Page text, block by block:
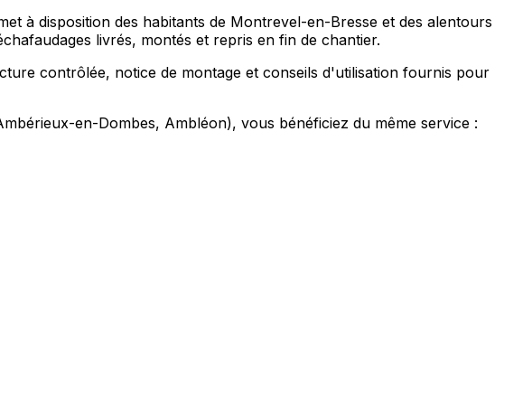
à disposition des habitants de Montrevel-en-Bresse et des alentours
livrés, montés et repris en fin de chantier.
contrôlée, notice de montage et conseils d'utilisation fournis pour
en-Dombes, Ambléon), vous bénéficiez du même service :